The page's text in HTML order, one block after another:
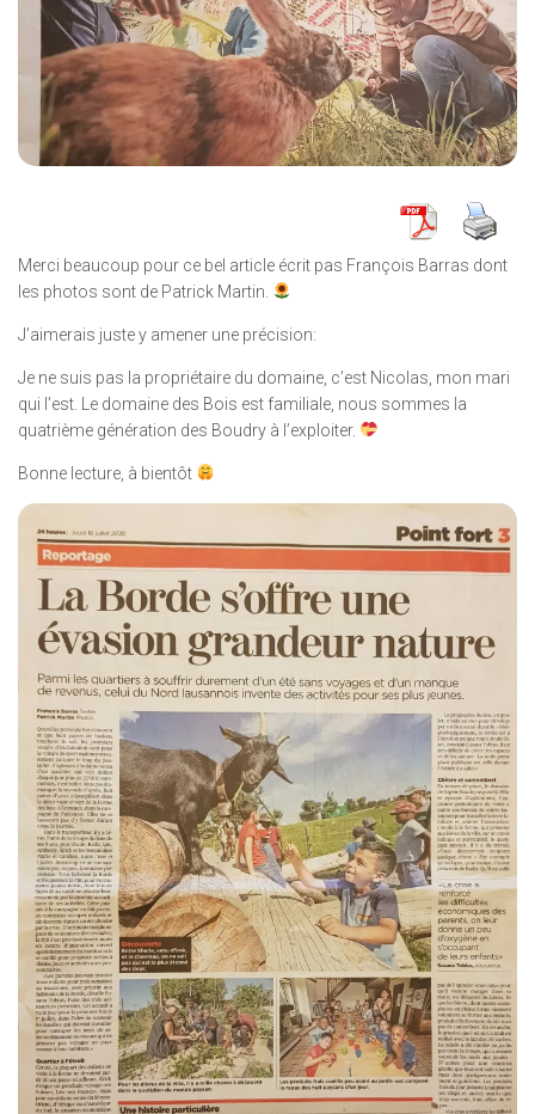
Merci beaucoup pour ce bel article écrit pas François Barras dont
les photos sont de Patrick Martin.
J’aimerais juste y amener une précision:
Je ne suis pas la propriétaire du domaine, c’est Nicolas, mon mari
qui l’est. Le domaine des Bois est familiale, nous sommes la
quatrième génération des Boudry à l’exploiter.
Bonne lecture, à bientôt